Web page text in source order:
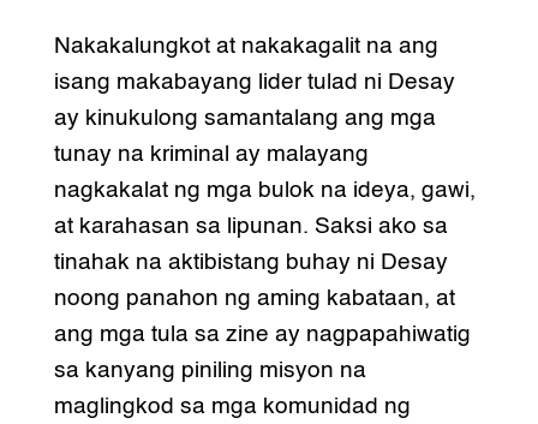
Nakakalungkot at nakakagalit na ang
isang makabayang lider tulad ni Desay
ay kinukulong samantalang ang mga
tunay na kriminal ay malayang
nagkakalat ng mga bulok na ideya, gawi,
at karahasan sa lipunan. Saksi ako sa
tinahak na aktibistang buhay ni Desay
noong panahon ng aming kabataan, at
ang mga tula sa zine ay nagpapahiwatig
sa kanyang piniling misyon na
maglingkod sa mga komunidad ng